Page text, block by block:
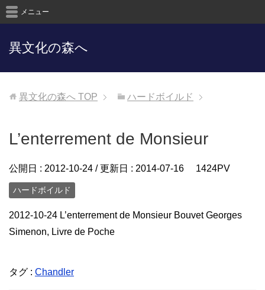
異文化の森へ
メニュー
異文化の森へ TOP ハードボイルド
L’enterrement de Monsieur
公開日 : 2012-10-24 / 更新日 : 2014-07-16 1424PV
ハードボイルド
2012-10-24 L’enterrement de Monsieur Bouvet Georges
Simenon, Livre de Poche
タグ : Chandler